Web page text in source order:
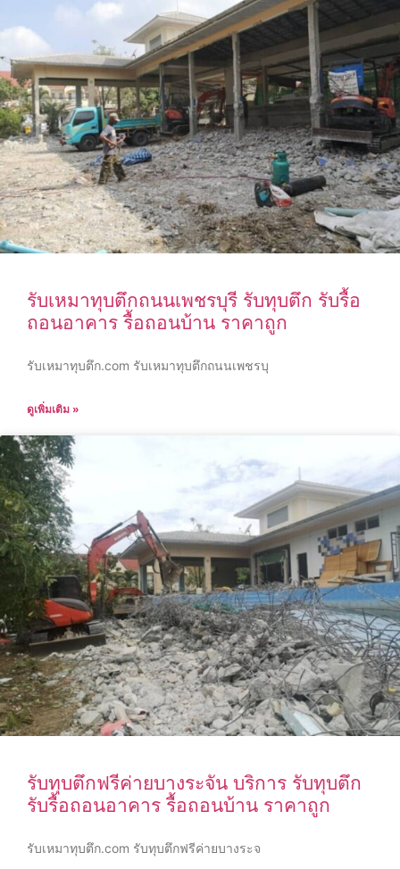
รับเหมาทุบตึกถนนเพชรบุรี รับทุบตึก รับรื้อ
ถอนอาคาร รื้อถอนบ้าน ราคาถูก
รับเหมาทุบตึก.com รับเหมาทุบตึกถนนเพชรบุ
ดูเพิ่มเติม »
รับทุบตึกฟรีค่ายบางระจัน บริการ รับทุบตึก
รับรื้อถอนอาคาร รื้อถอนบ้าน ราคาถูก
รับเหมาทุบตึก.com รับทุบตึกฟรีค่ายบางระจ